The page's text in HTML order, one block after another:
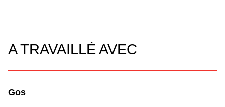
A TRAVAILLÉ AVEC
Gos